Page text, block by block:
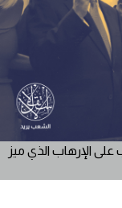
الإرهاب الذي ميز